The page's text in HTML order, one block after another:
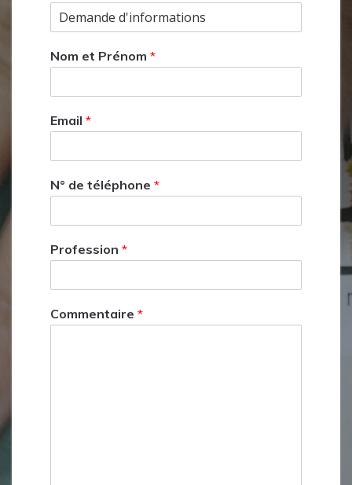
Nom et Prénom *
Email *
N° de téléphone *
Profession *
Commentaire *